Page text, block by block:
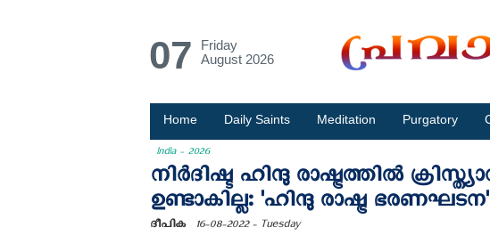
07
Friday
August 2026
Home Daily Saints Meditation Purgatory
India - 2026
നിർദിഷ്ട ഹിന്ദു രാഷ്ട്രത്തിൽ
ഉണ്ടാകില്ല: 'ഹിന്ദു രാഷ്ട്ര
ദീപിക 16-08-2022 - Tuesday